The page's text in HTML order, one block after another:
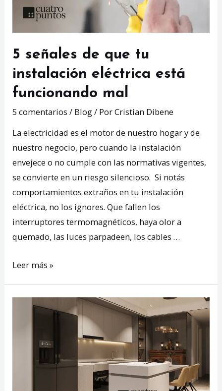
5 señales de que tu
instalación eléctrica está
funcionando mal
5 comentarios / Blog/ PorCristian Dibene
La electricidad es el motor de nuestro hogar y de
nuestro negocio, pero cuando la instalación
envejece o no cumple con las normativas vigentes,
se convierte en un riesgo silencioso. Si notás
comportamientos extraños en tu instalación
eléctrica, no los ignores. Que fallen los
interruptores termomagnéticos, haya olor a
quemado, las luces parpadeen, los cables …
5
instalación
Leer más »